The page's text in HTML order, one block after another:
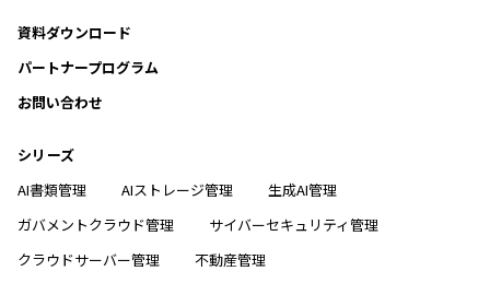
資料ダウンロード
パートナープログラム
お問い合わせ
シリーズ
AI書類管理
AIストレージ管理
生成AI管理
ガバメントクラウド管理
サイバーセキュリティ管理
クラウドサーバー管理
不動産管理